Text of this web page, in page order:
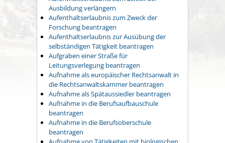
Ausbildung verlängern
Aufenthaltserlaubnis zum Zweck der
Forschung beantragen
Aufenthaltserlaubnis zur Ausübung der
selbständigen Tätigkeit beantragen
Aufgraben einer Straße für
Leitungsverlegung beantragen
Aufnahme als europäischer Rechtsanwalt in
die Rechtsanwaltskammer beantragen
Aufnahme als Spätaussiedler beantragen
Aufnahme in die Berufsaufbauschule
beantragen
Aufnahme in die Berufsoberschule
beantragen